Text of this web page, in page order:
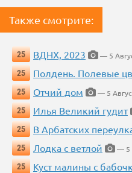
Также смотрите:
25 ВДНХ, 2023
— 5
25
Полдень. Полевые
25
Отчий дом
— 5
25
Илья Великий гудит
25
В Арбатских
25
Лодка с ветлой
— 5
25
Куст малины с